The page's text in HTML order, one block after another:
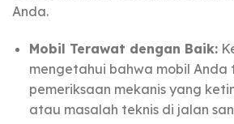
Anda.
Mobil Terawat dengan Baik:
mengetahui bahwa mobil Anda
pemeriksaan mekanis yang
atau masalah teknis di jalan